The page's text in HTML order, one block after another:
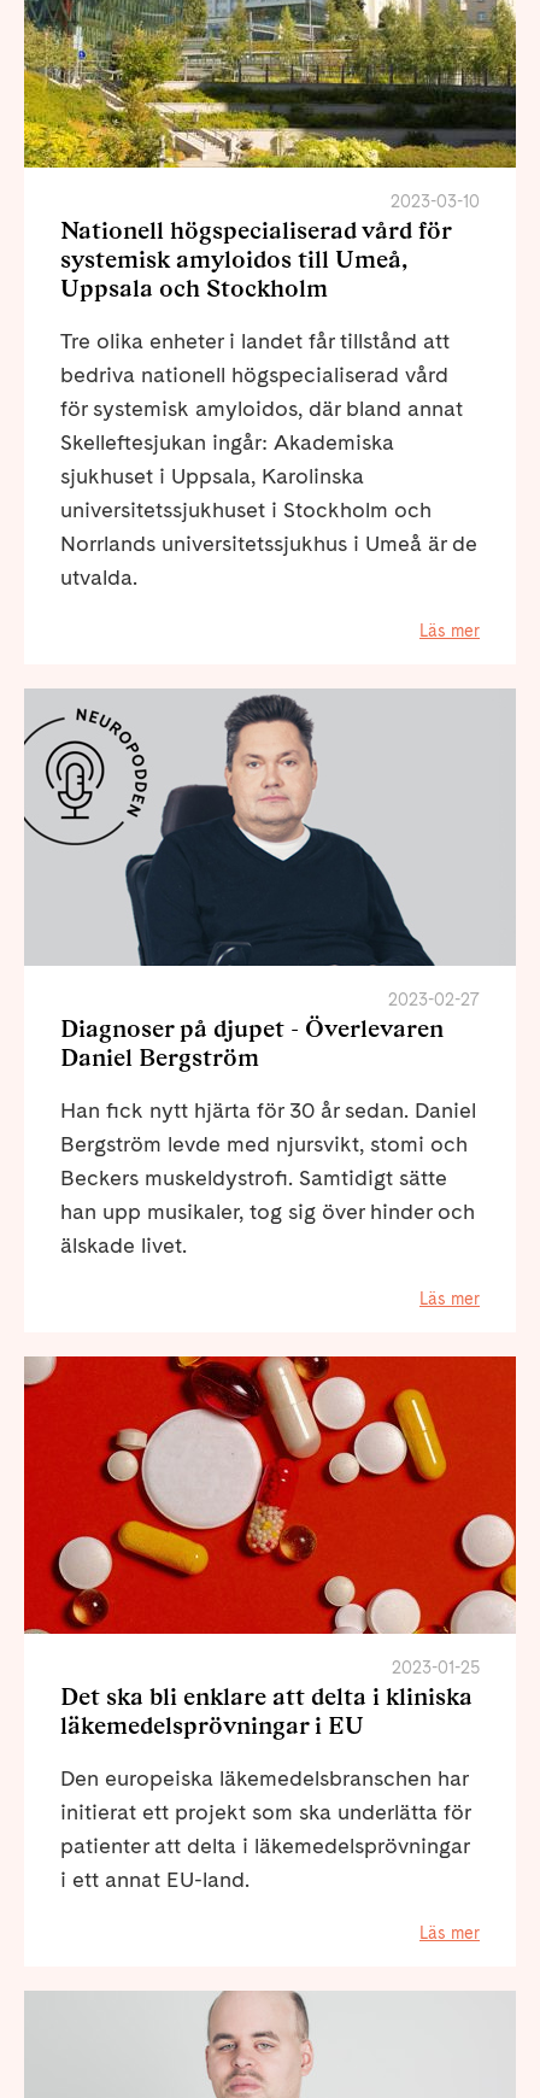
2023-03-10
Nationell högspecialiserad vård för
systemisk amyloidos till Umeå,
Uppsala och Stockholm
Tre olika enheter i landet får tillstånd att
bedriva nationell högspecialiserad vård
för systemisk amyloidos, där bland annat
Skelleftesjukan ingår: Akademiska
sjukhuset i Uppsala, Karolinska
universitetssjukhuset i Stockholm och
Norrlands universitetssjukhus i Umeå är de
utvalda.
Läs mer
2023-02-27
Diagnoser på djupet - Överlevaren
Daniel Bergström
Han fick nytt hjärta för 30 år sedan. Daniel
Bergström levde med njursvikt, stomi och
Beckers muskeldystrofi. Samtidigt sätte
han upp musikaler, tog sig över hinder och
älskade livet.
Läs mer
2023-01-25
Det ska bli enklare att delta i kliniska
läkemedelsprövningar i EU
Den europeiska läkemedelsbranschen har
initierat ett projekt som ska underlätta för
patienter att delta i läkemedelsprövningar
i ett annat EU-land.
Läs mer